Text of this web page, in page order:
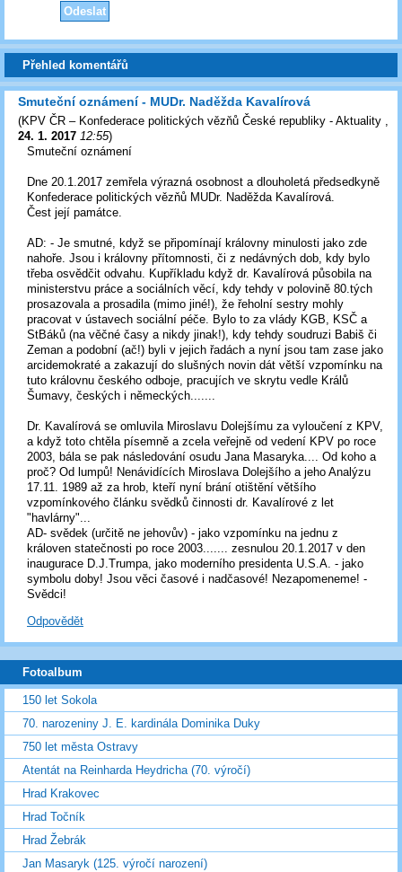
Přehled komentářů
Smuteční oznámení - MUDr. Naděžda Kavalírová
(KPV ČR – Konfederace politických vězňů České republiky - Aktuality ,
24. 1. 2017 12:55)
Smuteční oznámení
Dne 20.1.2017 zemřela výrazná osobnost a dlouholetá předsedkyně
Konfederace politických vězňů MUDr. Naděžda Kavalírová.
Čest její památce.
AD: - Je smutné, když se připomínají královny minulosti jako zde
nahoře. Jsou i královny přítomnosti, či z nedávných dob, kdy bylo
třeba osvědčit odvahu. Kupříkladu když dr. Kavalírová působila na
ministerstvu práce a sociálních věcí, kdy tehdy v polovině 80.tých
prosazovala a prosadila (mimo jiné!), že řeholní sestry mohly
pracovat v ústavech sociální péče. Bylo to za vlády KGB, KSČ a
StBáků (na věčné časy a nikdy jinak!), kdy tehdy soudruzi Babiš či
Zeman a podobní (ač!) byli v jejich řadách a nyní jsou tam zase jako
arcidemokraté a zakazují do slušných novin dát větší vzpomínku na
tuto královnu českého odboje, pracujích ve skrytu vedle Králů
Šumavy, českých i německých.......
Dr. Kavalírová se omluvila Miroslavu Dolejšímu za vyloučení z KPV,
a když toto chtěla písemně a zcela veřejně od vedení KPV po roce
2003, bála se pak následování osudu Jana Masaryka.... Od koho a
proč? Od lumpů! Nenávidících Miroslava Dolejšího a jeho Analýzu
17.11. 1989 až za hrob, kteří nyní brání otištění většího
vzpomínkového článku svědků činnosti dr. Kavalírové z let
"havlárny"...
AD- svědek (určitě ne jehovův) - jako vzpomínku na jednu z
královen statečnosti po roce 2003....... zesnulou 20.1.2017 v den
inaugurace D.J.Trumpa, jako moderního presidenta U.S.A. - jako
symbolu doby! Jsou věci časové i nadčasové! Nezapomeneme! -
Svědci!
Odpovědět
Fotoalbum
150 let Sokola
70. narozeniny J. E. kardinála Dominika Duky
750 let města Ostravy
Atentát na Reinharda Heydricha (70. výročí)
Hrad Krakovec
Hrad Točník
Hrad Žebrák
Jan Masaryk (125. výročí narození)